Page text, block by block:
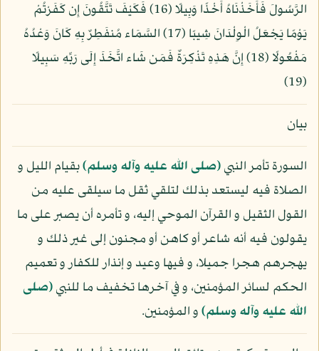
الرَّسُولَ فَأَخَذْنَاهُ أَخْذًا وَبِيلًا (16) فَكَيْفَ تَتَّقُونَ إِن كَفَرْتُمْ
يَوْمًا يَجْعَلُ الْوِلْدَانَ شِيبًا (17) السَّمَاء مُنفَطِرٌ بِهِ كَانَ وَعْدُهُ
مَفْعُولًا (18) إِنَّ هَذِهِ تَذْكِرَةٌ فَمَن شَاء اتَّخَذَ إِلَى رَبِّهِ سَبِيلًا
(19)
بيان
السورة تأمر النبي(صلى الله عليه وآله وسلم)بقيام الليل و
الصلاة فيه ليستعد بذلك لتلقي ثقل ما سيلقى عليه من
القول الثقيل و القرآن الموحي إليه، و تأمره أن يصبر على ما
يقولون فيه أنه شاعر أو كاهن أو مجنون إلى غير ذلك و
يهجرهم هجرا جميلا، و فيها وعيد و إنذار للكفار و تعميم
الحكم لسائر المؤمنين، و في آخرها تخفيف ما للنبي(صلى
الله عليه وآله وسلم)و المؤمنين.